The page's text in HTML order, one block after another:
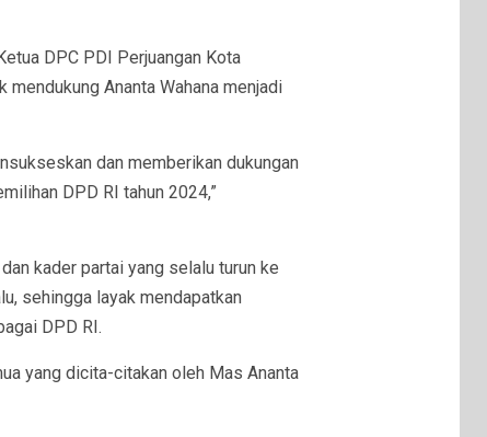
DPC PDI Perjuangan Kota
Ananta Wahana menjadi
dan memberikan dukungan
DPD RI tahun 2024,”
kader partai yang selalu turun ke
sehingga layak mendapatkan
DPD RI.
yang dicita-citakan oleh Mas Ananta